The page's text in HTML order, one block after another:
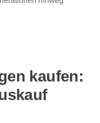
kaufen: